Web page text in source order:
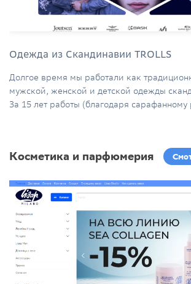
Одежда из Скандинавии TROLLS
Долгое время мы работали как
мужской, женской и детской одежды
За 15 лет работы (благодаря сарафанному
Косметика и парфюмерия